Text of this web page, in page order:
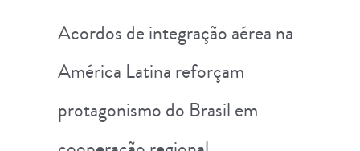
Acordos de integração aérea na
América Latina reforçam
protagonismo do Brasil em